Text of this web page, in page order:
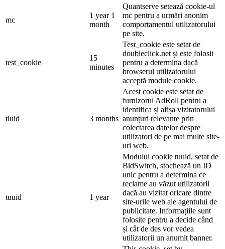
mc
1 year 1
month
Quantserve setează cookie-ul
mc pentru a urmări anonim
comportamentul utilizatorului
pe site.
test_cookie
15
minutes
Test_cookie este setat de
doubleclick.net și este folosit
pentru a determina dacă
browserul utilizatorului
acceptă module cookie.
tluid 3 months
Acest cookie este setat de
furnizorul AdRoll pentru a
identifica și afișa vizitatorului
anunțuri relevante prin
colectarea datelor despre
utilizatori de pe mai multe site-
uri web.
tuuid 1 year
Modulul cookie tuuid, setat de
BidSwitch, stochează un ID
unic pentru a determina ce
reclame au văzut utilizatorii
dacă au vizitat oricare dintre
site-urile web ale agentului de
publicitate. Informațiile sunt
folosite pentru a decide când
și cât de des vor vedea
utilizatorii un anumit banner.